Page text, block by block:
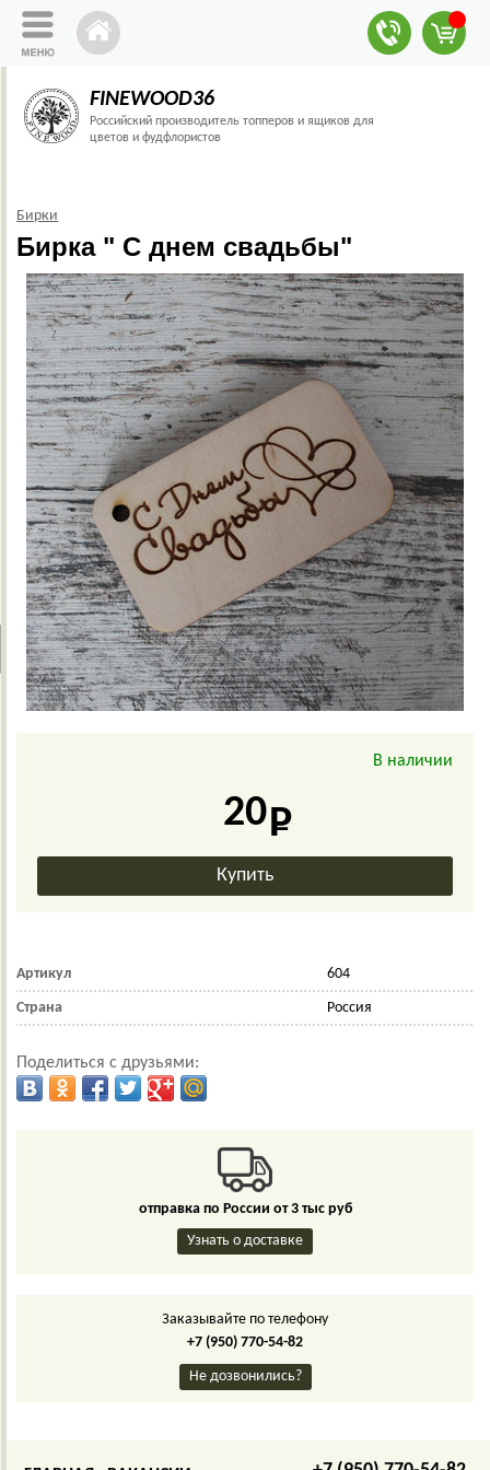
FINEWOOD36
Российский производитель топперов и ящиков для
цветов и фудфлористов
Бирки
Бирка " С днем свадьбы"
В наличии
20
Артикул 604
Страна Россия
Поделиться с друзьями:
отправка по России от 3 тыс руб
Узнать о доставке
Заказывайте по телефону
+7 (950) 770-54-82
Не дозвонились?